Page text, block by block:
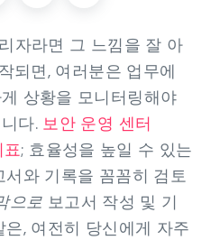
자라면 그 느낌을 잘 아
되면, 여러분은 업무에
상황을 모니터링해야
다. 보안 운영 센터
표; 효율성을 높일 수 있는
와 기록을 꼼꼼히 검토
으로 보고서 작성 및 기
, 여전히 당신에게 자주